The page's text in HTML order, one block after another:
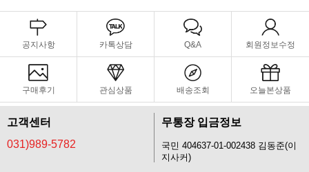
공지사항 카톡상담 Q&A 회원정보수정
구매후기 관심상품 배송조회 오늘본상품
고객센터
031)989-5782
무통장 입금정보
국민 404637-01-002438 김동준(이
지사커)